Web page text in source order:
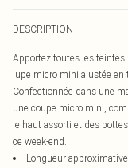
DESCRIPTION
Apportez toutes les teintes
jupe micro mini ajustée en
Confectionnée dans une
une coupe micro mini,
le haut assorti et des
ce week-end.
Longueur